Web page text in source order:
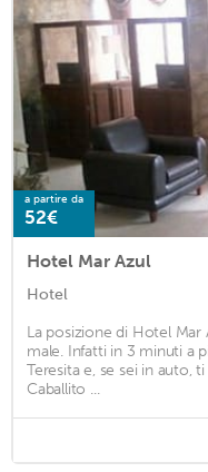
a partire da
52€
Hotel Mar Azul
Hotel
La posizione di Hotel
male. Infatti in 3 minuti a
Teresita e, se sei in auto,
Caballito ...